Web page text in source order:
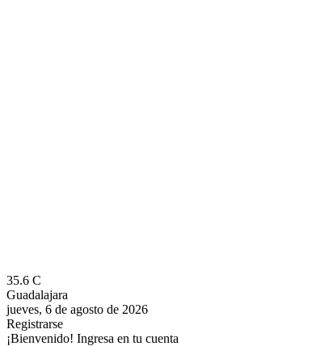
35.6 C
Guadalajara
jueves, 6 de agosto de 2026
Registrarse
¡Bienvenido! Ingresa en tu cuenta